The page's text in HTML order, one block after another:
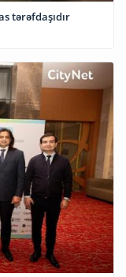
tərəfdaşıdır